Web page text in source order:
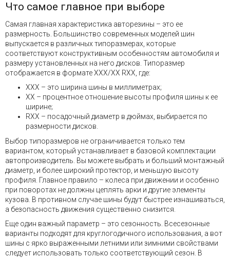
Что самое главное при выборе
Самая главная характеристика авторезины – это ее
размерность. Большинство современных моделей шин
выпускается в различных типоразмерах, которые
соответствуют конструктивным особенностям автомобиля и
размеру установленных на него дисков. Типоразмер
отображается в формате XXX/XX RXX, где:
XXX – это ширина шины в миллиметрах;
XX – процентное отношение высоты профиля шины к ее
ширине;
RXX – посадочный диаметр в дюймах, выбирается по
размерности дисков.
Выбор типоразмеров не ограничивается только тем
вариантом, который устанавливает в базовой комплектации
автопроизводитель. Вы можете выбрать и больший монтажный
диаметр, и более широкий протектор, и меньшую высоту
профиля. Главное правило – колеса при движении и особенно
при поворотах не должны цеплять арки и другие элементы
кузова. В противном случае шины будут быстрее изнашиваться,
а безопасность движения существенно снизится.
Еще один важный параметр – это сезонность. Всесезонные
варианты подходят для круглогодичного использования, а вот
шины с ярко выраженными летними или зимними свойствами
следует использовать только соответствующий сезон. В